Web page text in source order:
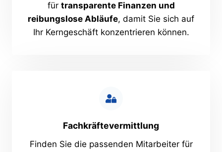
für transparente Finanzen und
reibungslose Abläufe, damit Sie sich auf
Ihr Kerngeschäft konzentrieren können.
Fachkräftevermittlung
Finden Sie die passenden Mitarbeiter für